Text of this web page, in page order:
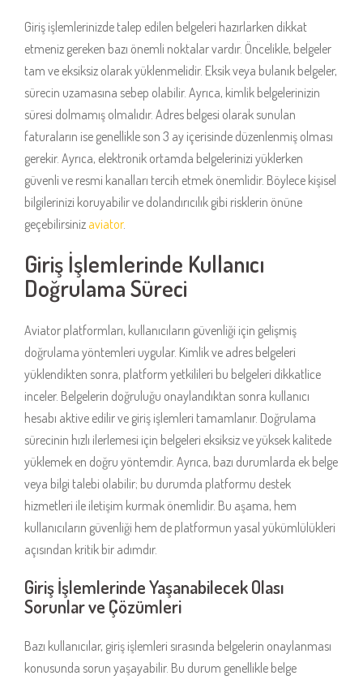
Giriş işlemlerinizde talep edilen belgeleri hazırlarken dikkat
etmeniz gereken bazı önemli noktalar vardır. Öncelikle, belgeler
tam ve eksiksiz olarak yüklenmelidir. Eksik veya bulanık belgeler,
sürecin uzamasına sebep olabilir. Ayrıca, kimlik belgelerinizin
süresi dolmamış olmalıdır. Adres belgesi olarak sunulan
faturaların ise genellikle son 3 ay içerisinde düzenlenmiş olması
gerekir. Ayrıca, elektronik ortamda belgelerinizi yüklerken
güvenli ve resmi kanalları tercih etmek önemlidir. Böylece kişisel
bilgilerinizi koruyabilir ve dolandırıcılık gibi risklerin önüne
geçebilirsiniz aviator.
Giriş İşlemlerinde Kullanıcı
Doğrulama Süreci
Aviator platformları, kullanıcıların güvenliği için gelişmiş
doğrulama yöntemleri uygular. Kimlik ve adres belgeleri
yüklendikten sonra, platform yetkilileri bu belgeleri dikkatlice
inceler. Belgelerin doğruluğu onaylandıktan sonra kullanıcı
hesabı aktive edilir ve giriş işlemleri tamamlanır. Doğrulama
sürecinin hızlı ilerlemesi için belgeleri eksiksiz ve yüksek kalitede
yüklemek en doğru yöntemdir. Ayrıca, bazı durumlarda ek belge
veya bilgi talebi olabilir; bu durumda platformu destek
hizmetleri ile iletişim kurmak önemlidir. Bu aşama, hem
kullanıcıların güvenliği hem de platformun yasal yükümlülükleri
açısından kritik bir adımdır.
Giriş İşlemlerinde Yaşanabilecek Olası
Sorunlar ve Çözümleri
Bazı kullanıcılar, giriş işlemleri sırasında belgelerin onaylanması
konusunda sorun yaşayabilir. Bu durum genellikle belge